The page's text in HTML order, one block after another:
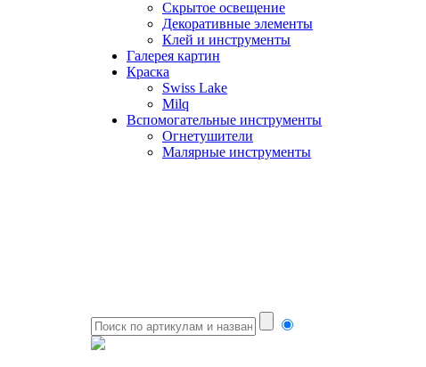
Скрытое освещение
Декоративные элементы
Клей и инструменты
Галерея картин
Краска
Swiss Lake
Milq
Вспомогательные инструменты
Огнетушители
Малярные инструменты